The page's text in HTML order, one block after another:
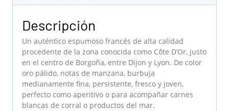
Descripción
Un auténtico espumoso francés de alta calidad
procedente de la zona conocida como Côte D’Or, justo
en el centro de Borgoña, entre Dijon y Lyon. De color
oro pálido, notas de manzana, burbuja
medianamente fina, persistente, fresco y joven,
perfecto como aperitivo o para acompañar carnes
blancas de corral o productos del mar.